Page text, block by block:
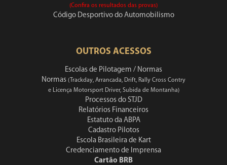
(Confira os resultados das provas)
Código Desportivo do Automobilismo
OUTROS ACESSOS
Escolas de Pilotagem / Normas
Normas (Trackday, Arrancada, Drift, Rally Cross Contry
e Licença Motorsport Driver, Subida de Montanha)
Processos do STJD
Relatórios Financeiros
Estatuto da ABPA
Cadastro Pilotos
Escola Brasileira de Kart
Credenciamento de Imprensa
Cartão BRB